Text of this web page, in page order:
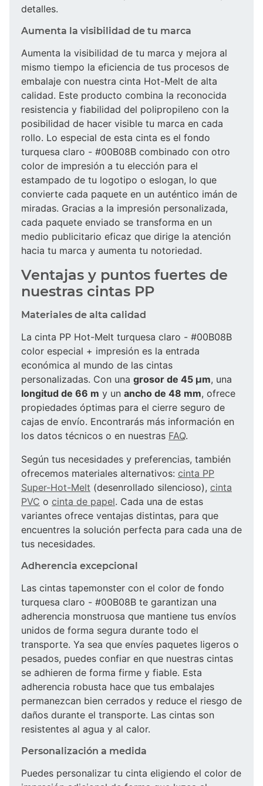
detalles.
Aumenta la visibilidad de tu marca
Aumenta la visibilidad de tu marca y mejora al
mismo tiempo la eficiencia de tus procesos de
embalaje con nuestra cinta Hot-Melt de alta
calidad. Este producto combina la reconocida
resistencia y fiabilidad del polipropileno con la
posibilidad de hacer visible tu marca en cada
rollo. Lo especial de esta cinta es el fondo
turquesa claro - #00B08B combinado con otro
color de impresión a tu elección para el
estampado de tu logotipo o eslogan, lo que
convierte cada paquete en un auténtico imán de
miradas. Gracias a la impresión personalizada,
cada paquete enviado se transforma en un
medio publicitario eficaz que dirige la atención
hacia tu marca y aumenta tu notoriedad.
Ventajas y puntos fuertes de
nuestras cintas PP
Materiales de alta calidad
La cinta PP Hot-Melt turquesa claro - #00B08B
color especial + impresión es la entrada
económica al mundo de las cintas
personalizadas. Con una grosor de 45 µm, una
longitud de 66 m y un ancho de 48 mm, ofrece
propiedades óptimas para el cierre seguro de
cajas de envío. Encontrarás más información en
los datos técnicos o en nuestras FAQ.
Según tus necesidades y preferencias, también
ofrecemos materiales alternativos: cinta PP
Super-Hot-Melt (desenrollado silencioso), cinta
PVC o cinta de papel. Cada una de estas
variantes ofrece ventajas distintas, para que
encuentres la solución perfecta para cada una de
tus necesidades.
Adherencia excepcional
Las cintas tapemonster con el color de fondo
turquesa claro - #00B08B te garantizan una
adherencia monstruosa que mantiene tus envíos
unidos de forma segura durante todo el
transporte. Ya sea que envíes paquetes ligeros o
pesados, puedes confiar en que nuestras cintas
se adhieren de forma firme y fiable. Esta
adherencia robusta hace que tus embalajes
permanezcan bien cerrados y reduce el riesgo de
daños durante el transporte. Las cintas son
resistentes al agua y al calor.
Personalización a medida
Puedes personalizar tu cinta eligiendo el color de